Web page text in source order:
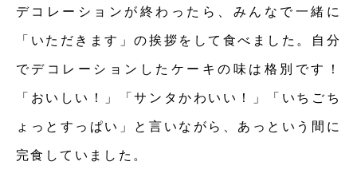
デコレーションが終わったら、みんなで一緒に
「いただきます」の挨拶をして食べました。自分
でデコレーションしたケーキの味は格別です！
「おいしい！」「サンタかわいい！」「いちごち
ょっとすっぱい」と言いながら、あっという間に
完食していました。